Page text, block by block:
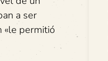
a ser
«le permitió